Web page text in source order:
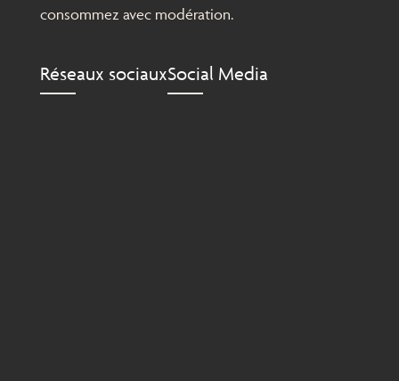
consommez avec modération.
Réseaux sociauxSocial Media